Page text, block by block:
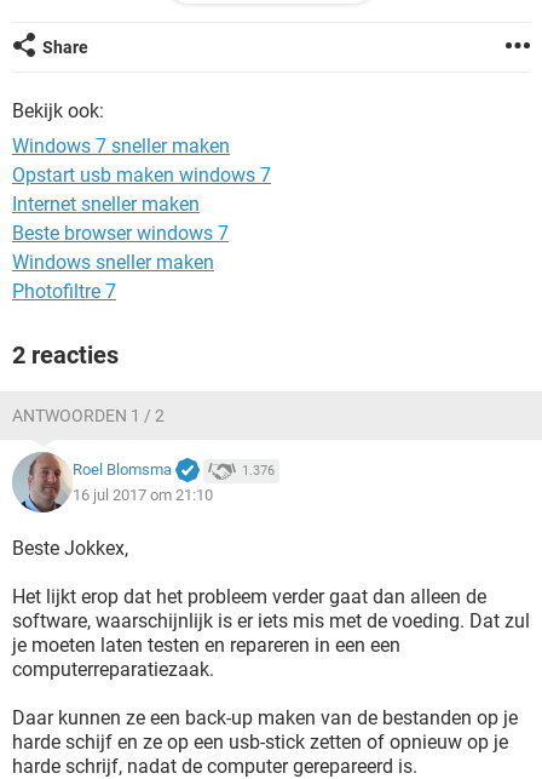
een cd teveel heb ingeladen en dat iets het begeven heeft ?
in veilige modus valt hij ook gewoon uit
Ram geheugen misschien ? of teveel op de schijven of ???
Wat is de eenvoudigste manier om dit te fixen ik heb nog een
andere laptop staan van hp maar zelfde probleem draait
goed ook al is de batterij ook stuk loopt warm en valt uit ook
vol rotzooi :)
Thnx
Share
Bekijk ook:
Windows 7 sneller maken
Opstart usb maken windows 7
Internet sneller maken
Beste browser windows 7
Windows sneller maken
Photofiltre 7
2 reacties
ANTWOORDEN 1 / 2
Roel Blomsma 1.376
16 jul 2017 om 21:10
Beste Jokkex,
Het lijkt erop dat het probleem verder gaat dan alleen de
software, waarschijnlijk is er iets mis met de voeding. Dat zul
je moeten laten testen en repareren in een een
computerreparatiezaak.
Daar kunnen ze een back-up maken van de bestanden op je
harde schijf en ze op een usb-stick zetten of opnieuw op je
harde schrijf, nadat de computer gerepareerd is.